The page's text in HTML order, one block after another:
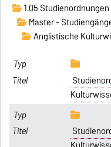
1.05 Studienordnungen
Master -
Anglistische